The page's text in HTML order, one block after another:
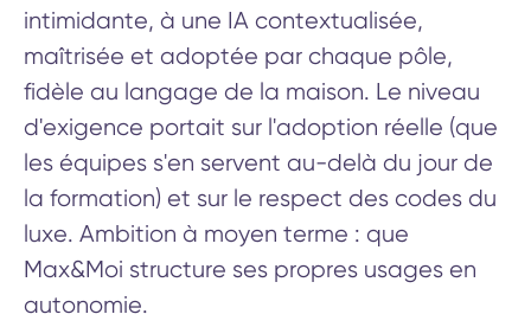
intimidante, à une IA contextualisée,
maîtrisée et adoptée par chaque pôle,
fidèle au langage de la maison. Le niveau
d'exigence portait sur l'adoption réelle (que
les équipes s'en servent au-delà du jour de
la formation) et sur le respect des codes du
luxe. Ambition à moyen terme : que
Max&Moi structure ses propres usages en
autonomie.